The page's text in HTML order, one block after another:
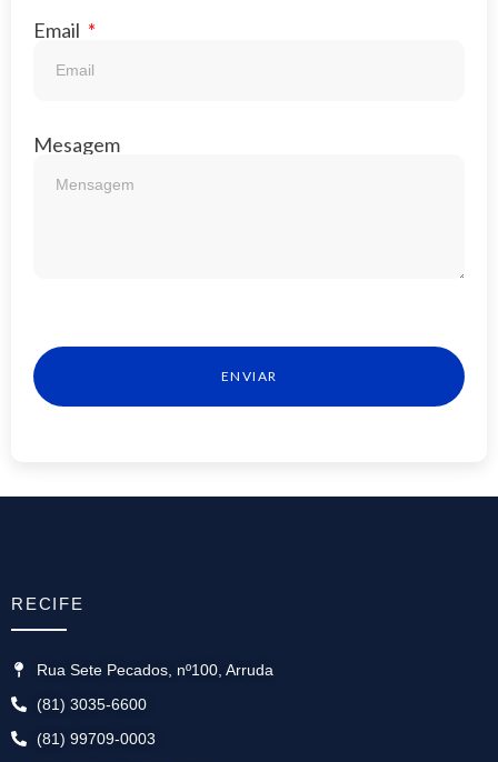
Email
Mesagem
ENVIAR
RECIFE
Rua Sete Pecados, nº100, Arruda
(81) 3035-6600
(81) 99709-0003